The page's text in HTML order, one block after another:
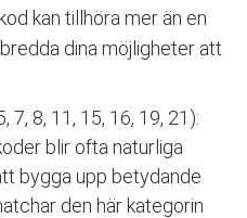
kan tillhöra mer än en
dina möjligheter att
7, 8, 11, 15, 16, 19, 21):
blir ofta naturliga
bygga upp betydande
den här kategorin